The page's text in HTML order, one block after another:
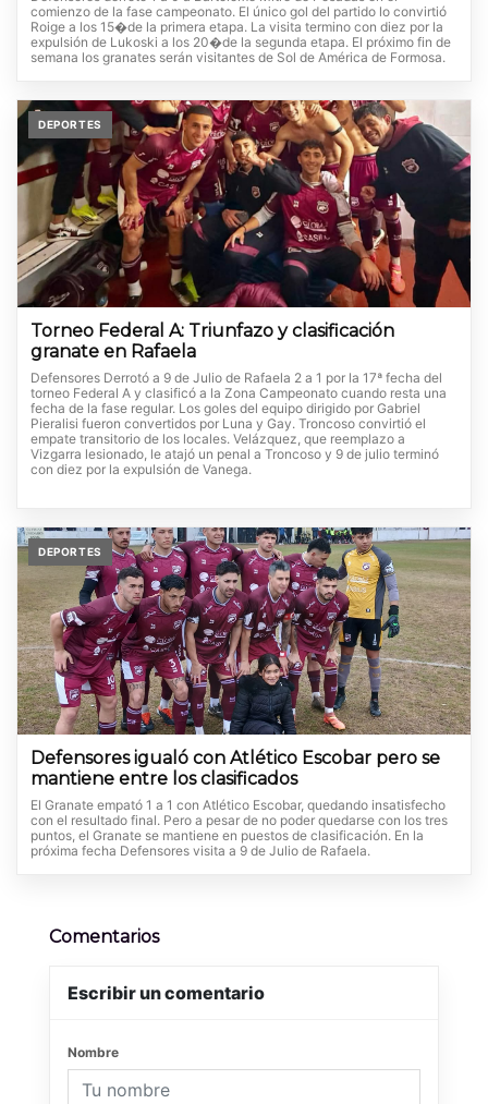
comienzo de la fase campeonato. El único gol del partido lo convirtió
Roige a los 15�de la primera etapa. La visita termino con diez por la
expulsión de Lukoski a los 20�de la segunda etapa. El próximo fin de
semana los granates serán visitantes de Sol de América de Formosa.
DEPORTES
Torneo Federal A: Triunfazo y clasificación
granate en Rafaela
Defensores Derrotó a 9 de Julio de Rafaela 2 a 1 por la 17ª fecha del
torneo Federal A y clasificó a la Zona Campeonato cuando resta una
fecha de la fase regular. Los goles del equipo dirigido por Gabriel
Pieralisi fueron convertidos por Luna y Gay. Troncoso convirtió el
empate transitorio de los locales. Velázquez, que reemplazo a
Vizgarra lesionado, le atajó un penal a Troncoso y 9 de julio terminó
con diez por la expulsión de Vanega.
DEPORTES
Defensores igualó con Atlético Escobar pero se
mantiene entre los clasificados
El Granate empató 1 a 1 con Atlético Escobar, quedando insatisfecho
con el resultado final. Pero a pesar de no poder quedarse con los tres
puntos, el Granate se mantiene en puestos de clasificación. En la
próxima fecha Defensores visita a 9 de Julio de Rafaela.
Comentarios
Escribir un comentario
Nombre